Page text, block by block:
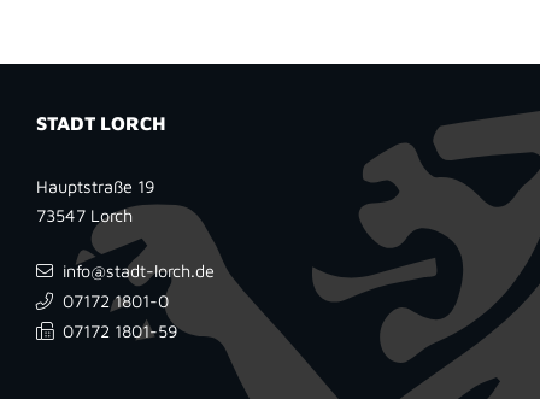
STADT LORCH
Hauptstraße 19
73547 Lorch
info@stadt-lorch.de
07172 1801-0
07172 1801-59